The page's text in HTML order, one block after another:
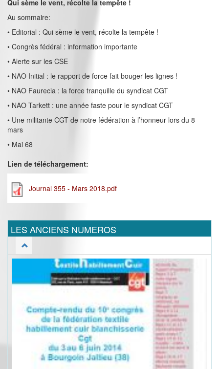
Qui sème le vent, récolte la tempête !
Au sommaire:
• Editorial : Qui sème le vent, récolte la tempête !
• Congrès fédéral : information importante
• Alerte sur les CSE
• NAO Initial : le rapport de force fait bouger les lignes !
• NAO Faurecia : la force tranquille du syndicat CGT
• NAO Tarkett : une année faste pour le syndicat CGT
• Une militante CGT de notre fédération à l’honneur lors du 8
mars
• Mai 68
Lien de téléchargement:
Journal 355 - Mars 2018.pdf
LES ANCIENS NUMEROS